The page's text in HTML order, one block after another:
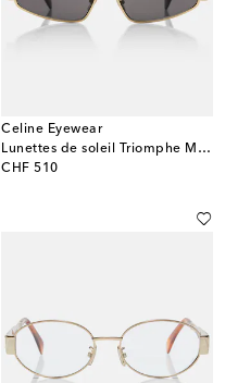
Celine Eyewear
Lunettes de soleil Triomphe Metal 05 aviateur
CHF 510
original price